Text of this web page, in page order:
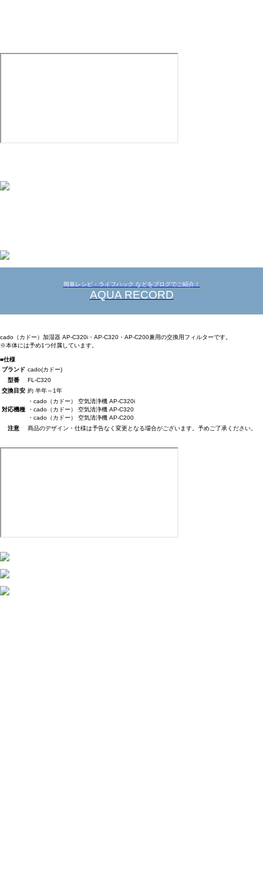
簡単レシピ・ライフハック などをブログでご紹介！
AQUA RECORD
cado（カドー）加湿器 AP-C320i・AP-C320・AP-C200兼用の交換用フィルターです。
※本体には予め1つ付属しています。
■仕様
ブランド cado(カドー)
型番
FL-C320
交換目安 約 半年～1年
対応機種
・cado（カドー） 空気清浄機 AP-C320i
・cado（カドー） 空気清浄機 AP-C320
・cado（カドー） 空気清浄機 AP-C200
注意
商品のデザイン・仕様は予告なく変更となる場合がございます。予めご了承ください。